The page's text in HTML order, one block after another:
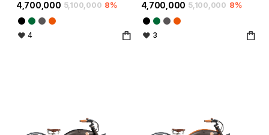
4,700,000 5,100,000 8%
4
4,700,000 5,100,000 8%
3